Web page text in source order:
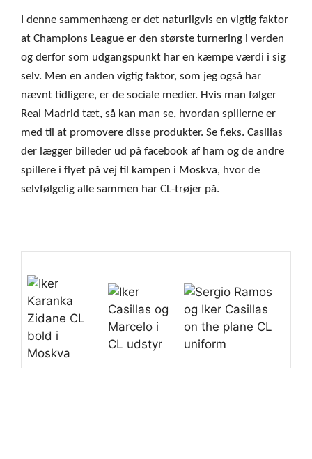
I denne sammenhæng er det naturligvis en vigtig faktor
at Champions League er den største turnering i verden
og derfor som udgangspunkt har en kæmpe værdi i sig
selv. Men en anden vigtig faktor, som jeg også har
nævnt tidligere, er de sociale medier. Hvis man følger
Real Madrid tæt, så kan man se, hvordan spillerne er
med til at promovere disse produkter. Se f.eks. Casillas
der lægger billeder ud på facebook af ham og de andre
spillere i flyet på vej til kampen i Moskva, hvor de
selvfølgelig alle sammen har CL-trøjer på.